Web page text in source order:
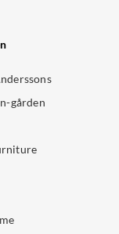
gården